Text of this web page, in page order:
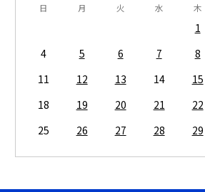
日 月 火 水 木
1
4
5 6 7 8
11
12 13 14 15
18
19 20 21 22
25
26 27 28 29